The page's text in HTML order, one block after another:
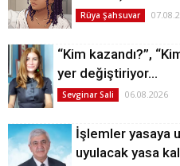
Rüya Şahsuvar
“Kim kazandı?”,
yer değiştiriyor…
Sevginar Sali 06.08.2026
İşlemler yasaya
uyulacak yasa